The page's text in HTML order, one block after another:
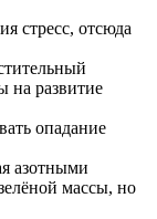
стресс, отсюда
на развитие
опадание
азотными
массы, но